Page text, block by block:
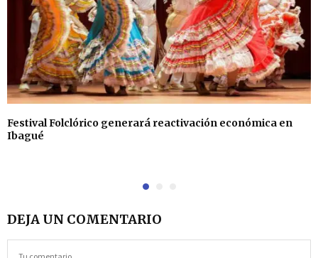
Festival Folclórico generará reactivación económica en
Ibagué
DEJA UN COMENTARIO